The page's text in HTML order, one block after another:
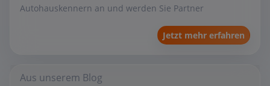
Autohauskennern an und werden Sie Partner
Jetzt mehr erfahren
Aus unserem Blog